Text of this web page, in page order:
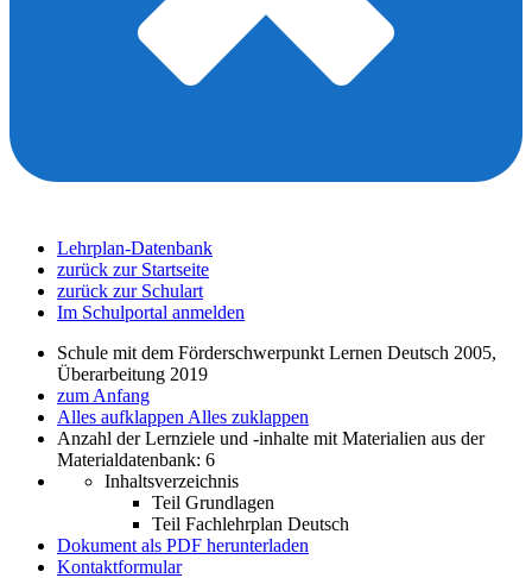
Lehrplan-Datenbank
zurück zur Startseite
zurück zur Schulart
Im Schulportal anmelden
Schule mit dem Förderschwerpunkt Lernen Deutsch 2005,
Überarbeitung 2019
zum Anfang
Alles aufklappen Alles zuklappen
Anzahl der Lernziele und -inhalte mit Materialien aus der
Materialdatenbank: 6
Inhaltsverzeichnis
Teil Grundlagen
Teil Fachlehrplan Deutsch
Dokument als PDF herunterladen
Kontaktformular